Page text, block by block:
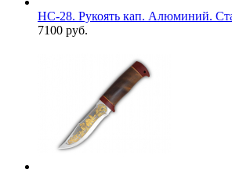
НС-28. Рукоять кап. Алюминий.
7100 руб.